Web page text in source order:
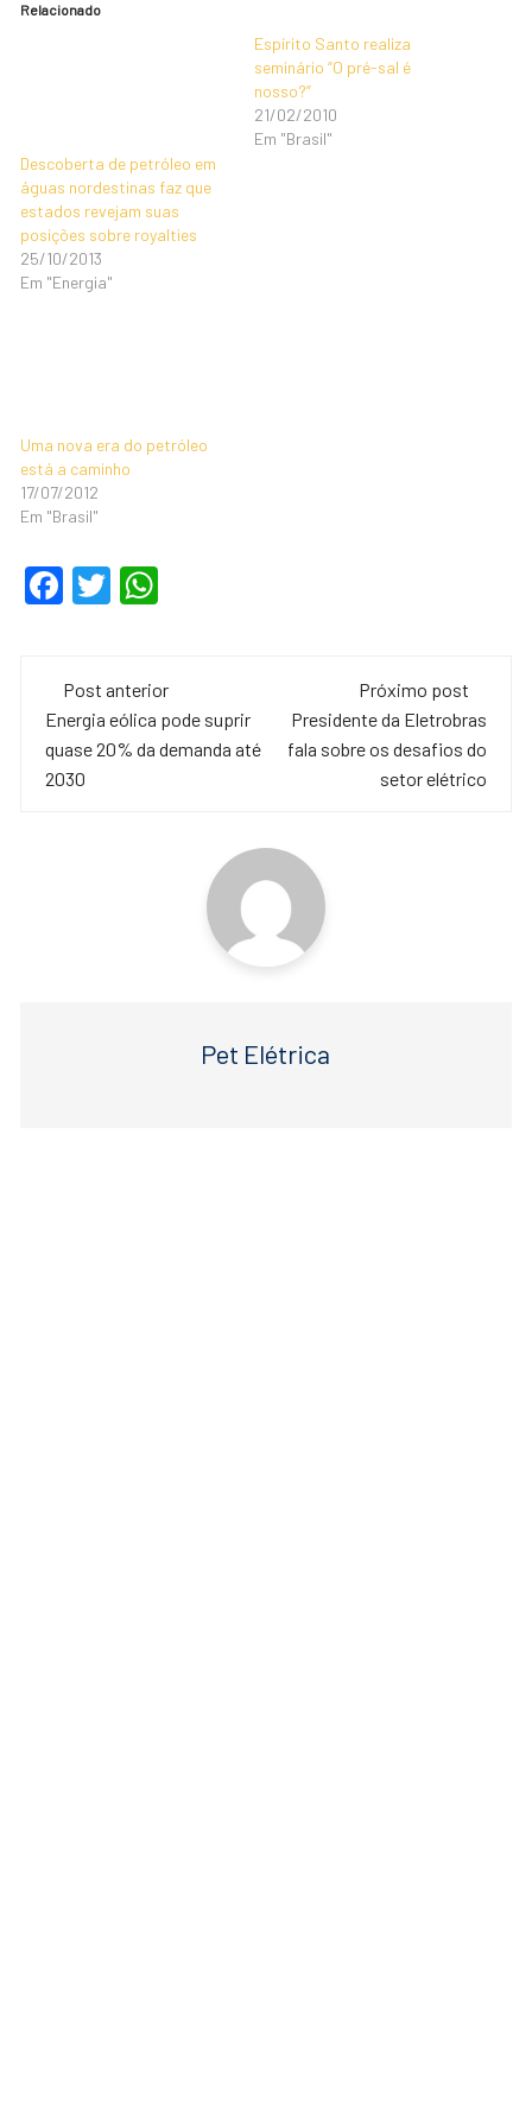
Relacionado
Descoberta de petróleo em
águas nordestinas faz que
estados revejam suas
posições sobre royalties
25/10/2013
Em "Energia"
Espírito Santo realiza
seminário “O pré-sal é
nosso?”
21/02/2010
Em "Brasil"
Uma nova era do petróleo
está a caminho
17/07/2012
Em "Brasil"
F
e
b
o
T
er s
A
Navegação
de
post
Post anterior
Energia eólica pode suprir
quase 20% da demanda até
2030
Próximo post
Presidente da Eletrobras
fala sobre os desafios do
setor elétrico
Pet Elétrica